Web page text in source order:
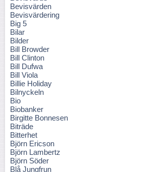
Bevisvärden
Bevisvärdering
Big 5
Bilar
Bilder
Bill Browder
Bill Clinton
Bill Dufwa
Bill Viola
Billie Holiday
Bilnyckeln
Bio
Biobanker
Birgitte Bonnesen
Biträde
Bitterhet
Björn Ericson
Björn Lambertz
Björn Söder
Blå Jungfrun